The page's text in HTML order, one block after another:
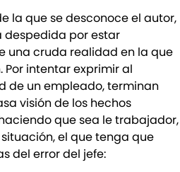
la que se desconoce el autor,
despedida por estar
una cruda realidad en la que
intentar exprimir al
de un empleado, terminan
visión de los hechos
que sea le trabajador,
el que tenga que
del error del jefe: